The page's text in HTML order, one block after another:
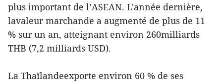
plus important de l’ASEAN. L'année dernière,
lavaleur marchande a augmenté de plus de 11
% sur un an, atteignant environ 260milliards
THB (7,2 milliards USD).
La Thaïlandeexporte environ 60 % de ses